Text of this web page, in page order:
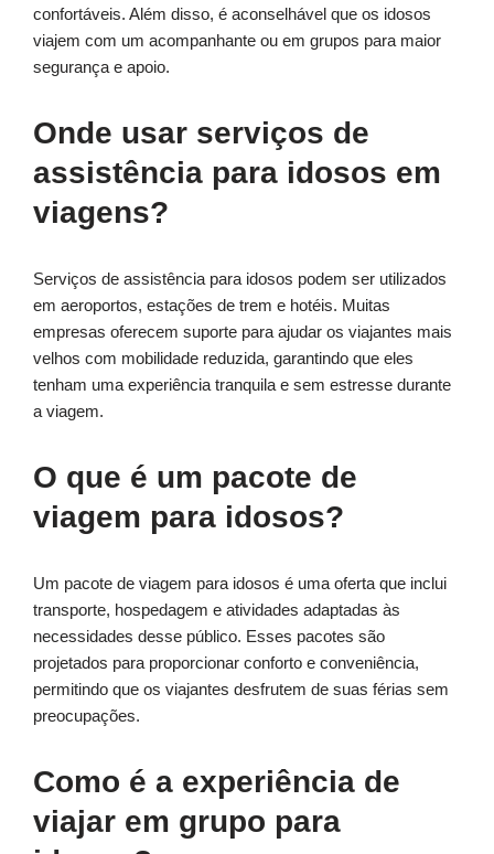
confortáveis. Além disso, é aconselhável que os idosos
viajem com um acompanhante ou em grupos para maior
segurança e apoio.
Onde usar serviços de
assistência para idosos em
viagens?
Serviços de assistência para idosos podem ser utilizados
em aeroportos, estações de trem e hotéis. Muitas
empresas oferecem suporte para ajudar os viajantes mais
velhos com mobilidade reduzida, garantindo que eles
tenham uma experiência tranquila e sem estresse durante
a viagem.
O que é um pacote de
viagem para idosos?
Um pacote de viagem para idosos é uma oferta que inclui
transporte, hospedagem e atividades adaptadas às
necessidades desse público. Esses pacotes são
projetados para proporcionar conforto e conveniência,
permitindo que os viajantes desfrutem de suas férias sem
preocupações.
Como é a experiência de
viajar em grupo para